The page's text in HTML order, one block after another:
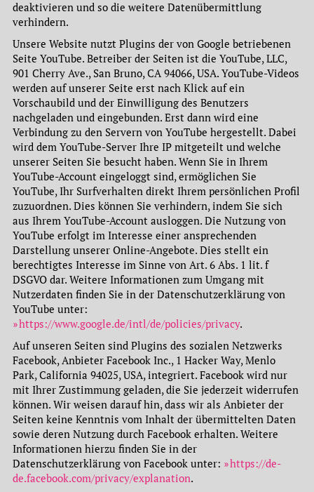
deaktivieren und so die weitere Datenübermittlung
verhindern.
Unsere Website nutzt Plugins der von Google betriebenen
Seite YouTube. Betreiber der Seiten ist die YouTube, LLC,
901 Cherry Ave., San Bruno, CA 94066, USA. YouTube-Videos
werden auf unserer Seite erst nach Klick auf ein
Vorschaubild und der Einwilligung des Benutzers
nachgeladen und eingebunden. Erst dann wird eine
Verbindung zu den Servern von YouTube hergestellt. Dabei
wird dem YouTube-Server Ihre IP mitgeteilt und welche
unserer Seiten Sie besucht haben. Wenn Sie in Ihrem
YouTube-Account eingeloggt sind, ermöglichen Sie
YouTube, Ihr Surfverhalten direkt Ihrem persönlichen Profil
zuzuordnen. Dies können Sie verhindern, indem Sie sich
aus Ihrem YouTube-Account ausloggen. Die Nutzung von
YouTube erfolgt im Interesse einer ansprechenden
Darstellung unserer Online-Angebote. Dies stellt ein
berechtigtes Interesse im Sinne von Art. 6 Abs. 1 lit. f
DSGVO dar. Weitere Informationen zum Umgang mit
Nutzerdaten finden Sie in der Datenschutzerklärung von
YouTube unter:
https://www.google.de/intl/de/policies/privacy.
Auf unseren Seiten sind Plugins des sozialen Netzwerks
Facebook, Anbieter Facebook Inc., 1 Hacker Way, Menlo
Park, California 94025, USA, integriert. Facebook wird nur
mit Ihrer Zustimmung geladen, die Sie jederzeit widerrufen
können. Wir weisen darauf hin, dass wir als Anbieter der
Seiten keine Kenntnis vom Inhalt der übermittelten Daten
sowie deren Nutzung durch Facebook erhalten. Weitere
Informationen hierzu finden Sie in der
Datenschutzerklärung von Facebook unter:
https://de-
de.facebook.com/privacy/explanation.